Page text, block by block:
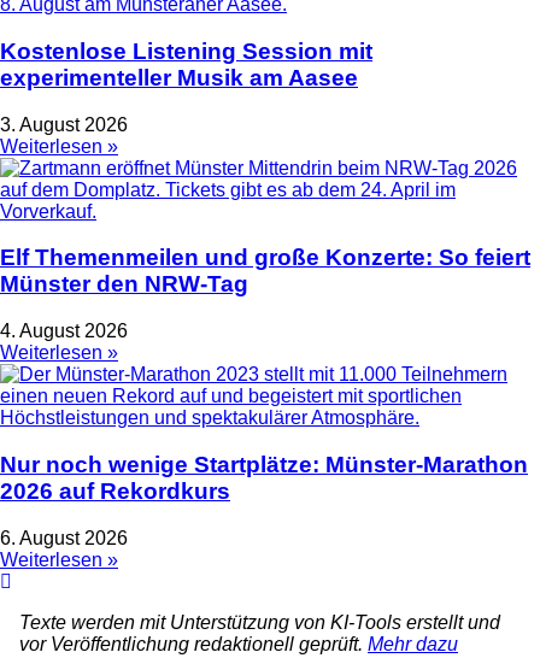
Kostenlose Listening Session mit
experimenteller Musik am Aasee
3. August 2026
Weiterlesen »
Elf Themenmeilen und große Konzerte: So feiert
Münster den NRW-Tag
4. August 2026
Weiterlesen »
Nur noch wenige Startplätze: Münster-Marathon
2026 auf Rekordkurs
6. August 2026
Weiterlesen »
Texte werden mit Unterstützung von KI-Tools erstellt und
vor Veröffentlichung redaktionell geprüft. Mehr dazu